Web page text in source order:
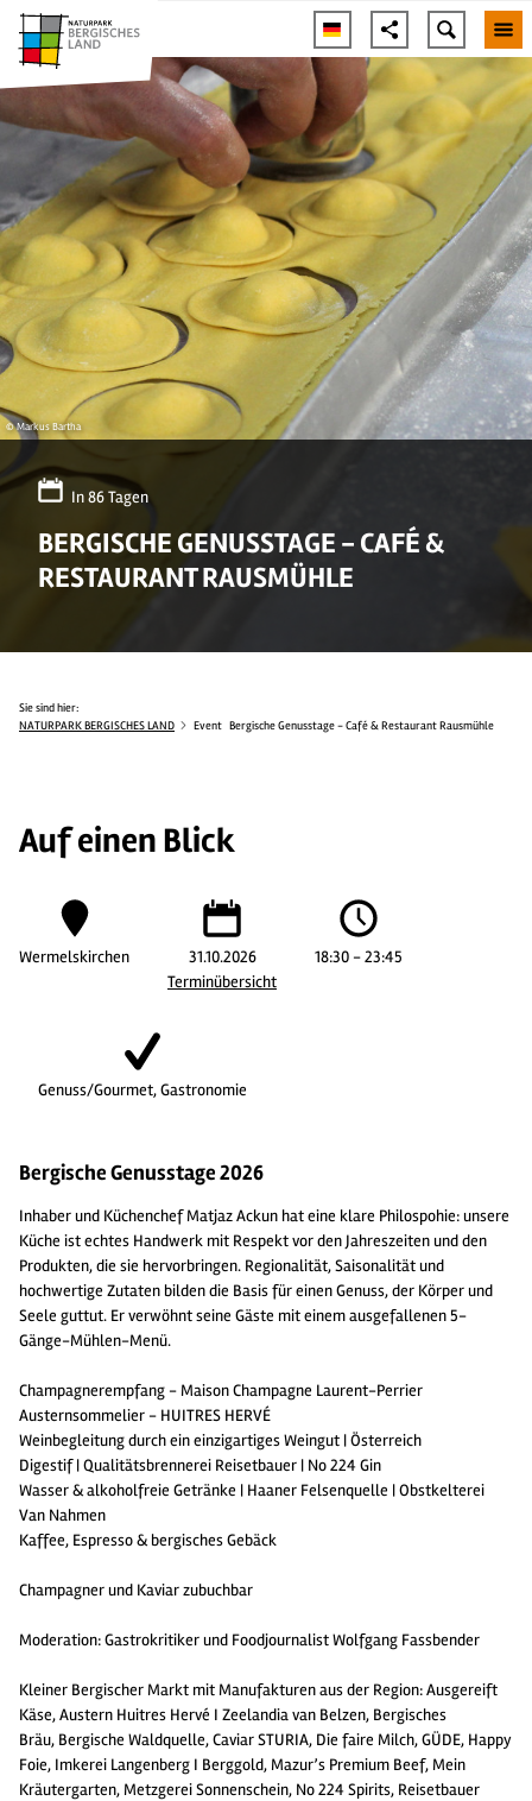
© Markus Bartha
In 86 Tagen
BERGISCHE GENUSSTAGE - CAFÉ &
RESTAURANT RAUSMÜHLE
Sie sind hier:
NATURPARK BERGISCHES LAND
Event Bergische Genusstage - Café & Restaurant Rausmühle
Auf einen Blick
Wermelskirchen
31.10.2026
Terminübersicht
18:30 - 23:45
Genuss/Gourmet, Gastronomie
Bergische Genusstage 2026
Inhaber und Küchenchef Matjaz Ackun hat eine klare Philospohie: unsere
Küche ist echtes Handwerk mit Respekt vor den Jahreszeiten und den
Produkten, die sie hervorbringen. Regionalität, Saisonalität und
hochwertige Zutaten bilden die Basis für einen Genuss, der Körper und
Seele guttut. Er verwöhnt seine Gäste mit einem ausgefallenen 5-
Gänge-Mühlen-Menü.
Champagnerempfang - Maison Champagne Laurent-Perrier
Austernsommelier - HUITRES HERVÉ
Weinbegleitung durch ein einzigartiges Weingut | Österreich
Digestif | Qualitätsbrennerei Reisetbauer | No 224 Gin
Wasser & alkoholfreie Getränke | Haaner Felsenquelle | Obstkelterei
Van Nahmen
Kaffee, Espresso & bergisches Gebäck
Champagner und Kaviar zubuchbar
Moderation: Gastrokritiker und Foodjournalist Wolfgang Fassbender
Kleiner Bergischer Markt mit Manufakturen aus der Region: Ausgereift
Käse, Austern Huitres Hervé I Zeelandia van Belzen, Bergisches
Bräu, Bergische Waldquelle, Caviar STURIA, Die faire Milch, GÜDE, Happy
Foie, Imkerei Langenberg I Berggold, Mazur’s Premium Beef, Mein
Kräutergarten, Metzgerei Sonnenschein, No 224 Spirits, Reisetbauer